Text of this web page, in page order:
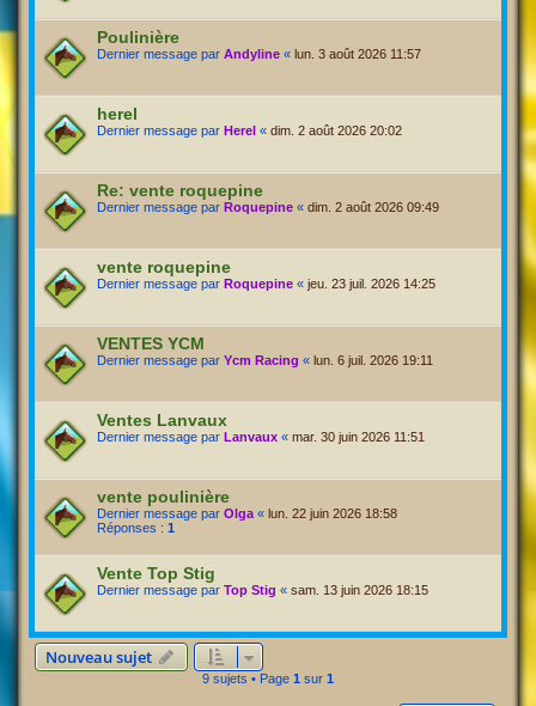
Poulinière
Dernier message par Andyline « lun. 3 août 2026 11:57
herel
Dernier message par Herel « dim. 2 août 2026 20:02
Re: vente roquepine
Dernier message par Roquepine « dim. 2 août 2026 09:49
vente roquepine
Dernier message par Roquepine « jeu. 23 juil. 2026 14:25
VENTES YCM
Dernier message par Ycm Racing « lun. 6 juil. 2026 19:11
Ventes Lanvaux
Dernier message par Lanvaux « mar. 30 juin 2026 11:51
vente poulinière
Dernier message par Olga « lun. 22 juin 2026 18:58
Réponses : 1
Vente Top Stig
Dernier message par Top Stig « sam. 13 juin 2026 18:15
Nouveau sujet
9 sujets • Page 1 sur 1